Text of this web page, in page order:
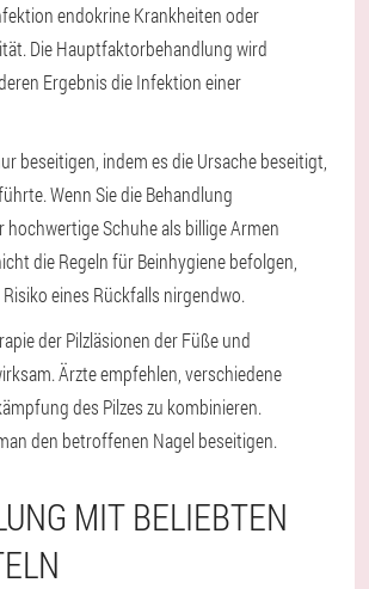
endokrine Krankheiten oder
Die Hauptfaktorbehandlung wird
Ergebnis die Infektion einer
beseitigen, indem es die Ursache beseitigt,
Wenn Sie die Behandlung
hochwertige Schuhe als billige Armen
die Regeln für Beinhygiene befolgen,
eines Rückfalls nirgendwo.
der Pilzläsionen der Füße und
Ärzte empfehlen, verschiedene
des Pilzes zu kombinieren.
den betroffenen Nagel beseitigen.
MIT BELIEBTEN